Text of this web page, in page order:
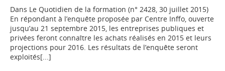
Dans Le Quotidien de la formation (n° 2428, 30 juillet 2015)
En répondant à l’enquête proposée par Centre Inffo, ouverte
jusqu’au 21 septembre 2015, les entreprises publiques et
privées feront connaître les achats réalisés en 2015 et leurs
projections pour 2016. Les résultats de l’enquête seront
exploités[...]